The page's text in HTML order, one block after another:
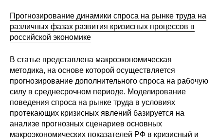
Прогнозирование динамики спроса на рынке труда на
различных фазах развития кризисных процессов в
российской экономике
В статье представлена макроэкономическая
методика, на основе которой осуществляется
прогнозирование дополнительного спроса на рабочую
силу в среднесрочном периоде. Моделирование
поведения спроса на рынке труда в условиях
протекающих кризисных явлений базируется на
анализе прогнозных сценариев основных
макроэкономических показателей РФ в кризисный и